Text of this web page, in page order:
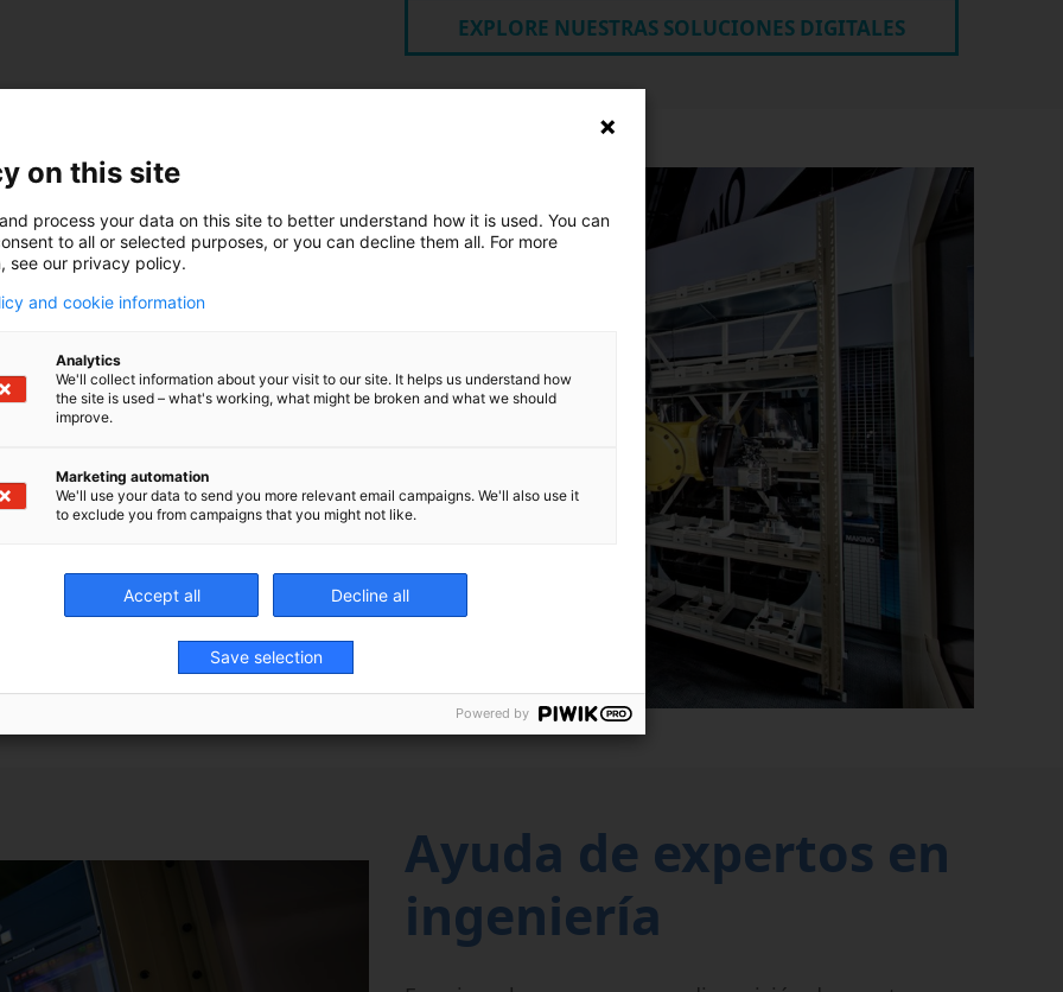
EXPLORE NUESTRAS SOLUCIONES DIGITALES
Reduzca
con un
las
máquinas.
Ayuda de expertos en
ingeniería
on this site
process your data on this site to better understand how it is used. You can
to all or selected purposes, or you can decline them all. For more
see our privacy policy.
and cookie information
Analytics
We'll collect information about your visit to our site. It helps us understand how
the site is used – what's working, what might be broken and what we should
improve.
Marketing automation
We'll use your data to send you more relevant email campaigns. We'll also use it
to exclude you from campaigns that you might not like.
Accept all Decline all
Save selection
Powered by